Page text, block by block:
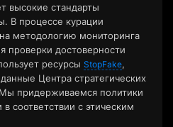
высокие стандарты
В процессе курации
методологию мониторинга
проверки достоверности
ресурсы StopFake,
Центра стратегических
придерживаемся политики
соответствии с этическим